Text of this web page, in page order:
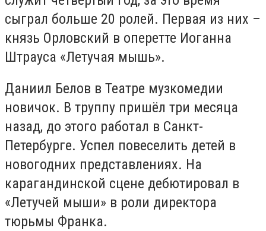
сыграл больше 20 ролей. Первая из них –
князь Орловский в оперетте Иоганна
Штрауса «Летучая мышь».
Даниил Белов в Театре музкомедии
новичок. В труппу пришёл три месяца
назад, до этого работал в Санкт-
Петербурге. Успел повеселить детей в
новогодних представлениях. На
карагандинской сцене дебютировал в
«Летучей мыши» в роли директора
тюрьмы Франка.